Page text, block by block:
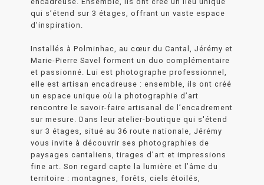
qui s’étend sur 3 étages, offrant un vaste espace
d’inspiration.
Installés à Polminhac, au cœur du Cantal, Jérémy et
Marie-Pierre Savel forment un duo complémentaire
et passionné. Lui est photographe professionnel,
elle est artisan encadreuse : ensemble, ils ont créé
un espace unique où la photographie d’art
rencontre le savoir-faire artisanal de l’encadrement
sur mesure. Dans leur atelier-boutique qui s'étend
sur 3 étages, situé au 36 route nationale, Jérémy
vous invite à découvrir ses photographies de
paysages cantaliens, tirages d’art et impressions
fine art. Son regard capte la lumière et l’âme du
territoire : montagnes, forêts, ciels étoilés,